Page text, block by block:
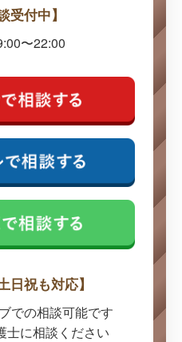
受付中】
〜22:00
日祝も対応】
での相談可能です
士に相談ください